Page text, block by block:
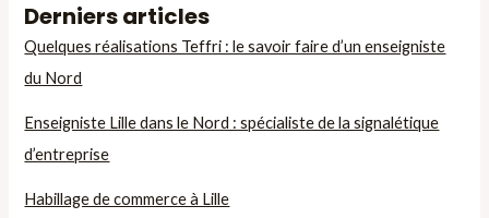
Derniers articles
Quelques réalisations Teffri : le savoir faire d’un enseigniste
du Nord
Enseigniste Lille dans le Nord : spécialiste de la signalétique
d’entreprise
Habillage de commerce à Lille